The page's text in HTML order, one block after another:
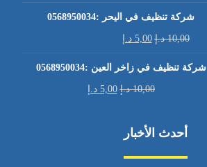
شركة تنظيف في اليحر :0568950034
10,00 د.إ 5,00 د.إ
شركة تنظيف في زاخر العين :0568950034
10,00 د.إ 5,00 د.إ
أحدث الأخبار